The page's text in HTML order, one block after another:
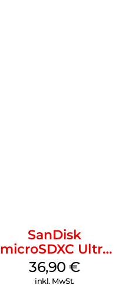
SanDisk
microSDXC Ultra
128 GB + Adapter
Mobile
36,90€
inkl. MwSt.